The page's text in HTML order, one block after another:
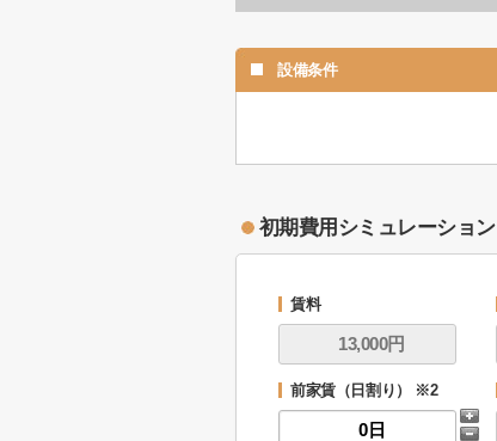
設備条件
初期費用シミュレーション
賃料
前家賃（日割り） ※2